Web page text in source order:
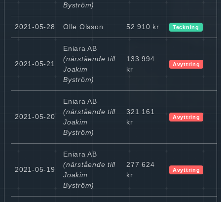
Byström)
2021-05-28 Olle Olsson 52 910 kr Teckning
2021-05-21
Eniara AB
(närstående till
Joakim
Byström)
133 994
kr
Avyttring
2021-05-20
Eniara AB
(närstående till
Joakim
Byström)
321 161
kr
Avyttring
2021-05-19
Eniara AB
(närstående till
Joakim
Byström)
277 624
kr
Avyttring